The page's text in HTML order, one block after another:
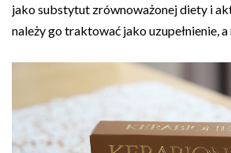
jako substytut zrównoważonej diety i
należy go traktować jako uzupełnienie,